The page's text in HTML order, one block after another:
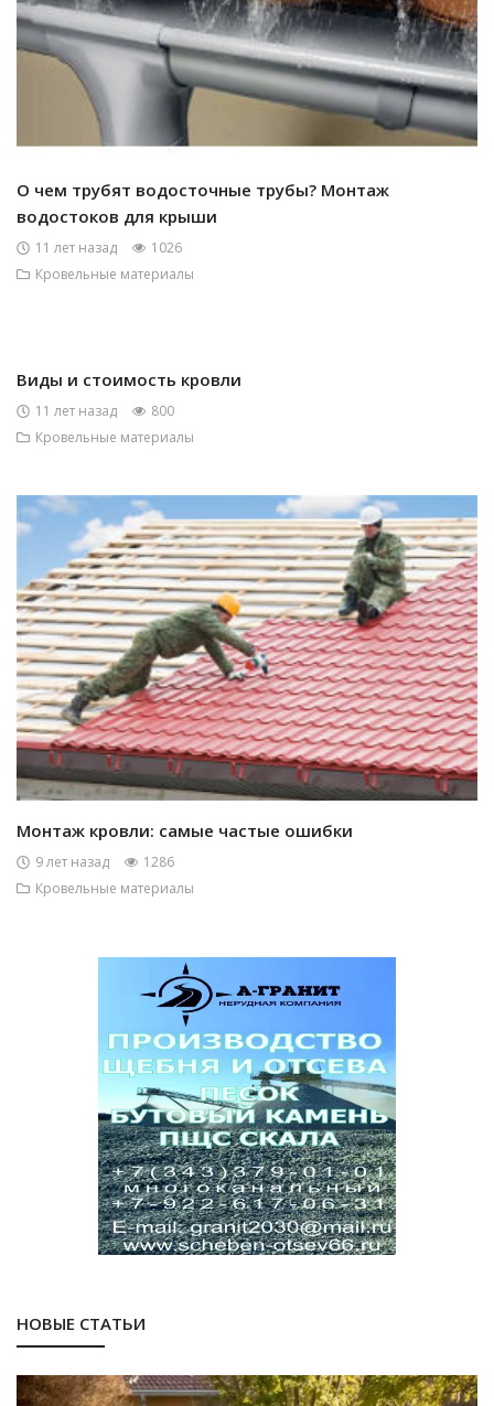
О чем трубят водосточные трубы? Монтаж
водостоков для крыши
11 лет назад
1026
Кровельные материалы
Виды и стоимость кровли
11 лет назад
800
Кровельные материалы
Монтаж кровли: самые частые ошибки
9 лет назад
1286
Кровельные материалы
НОВЫЕ СТАТЬИ